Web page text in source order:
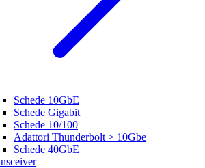
Schede 10GbE
Schede Gigabit
Schede 10/100
Adattori Thunderbolt > 10Gbe
Schede 40GbE